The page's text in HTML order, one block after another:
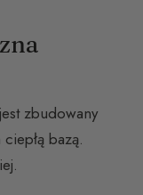
zbudowany
bazą.